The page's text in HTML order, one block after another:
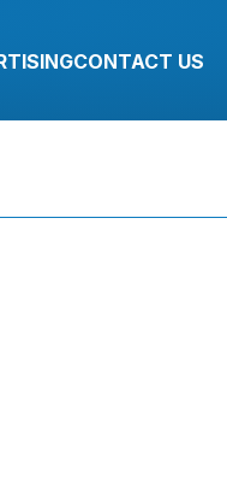
CONTACT US